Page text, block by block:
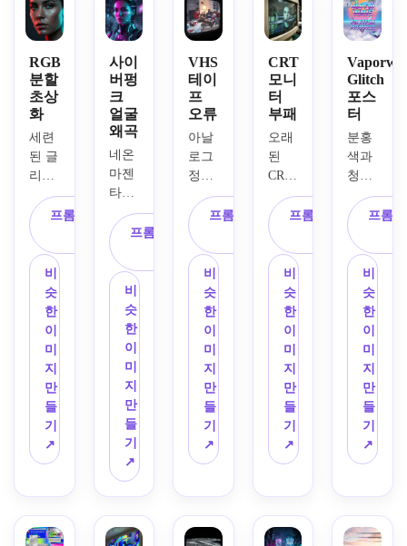
RGB
분할
초상
화
세련
된 글
리치
아트
로 변
신한
극적
인 클
로즈
업 초
상화,
얼굴
주변
의 강
력한
빨간
색과
청록
널 분
리,
초점
프롬프트 복
비
슷
한
이
미
지
만
들
기
↗
사이
버펑
크
얼굴
왜곡
네온
마젠
타와
시안
조명,
얼굴
을 가
로지
르는
홀로
그램
글리
레이
어드
스크
린 티
어링,
드리
프트
픽셀,
프롬프트 복
비
슷
한
이
미
지
만
들
기
↗
VHS
테이
프
오류
아날
로그
정적
노이
즈,
수평
추적
오류,
퇴색
된 빨
간색
과 파
란색,
타임
스탬
프 오
버레
이,
테이
프 질
감,
프롬프트 복
비
슷
한
이
미
지
만
들
기
↗
CRT
모니
터
부패
오래
된
CRT
모니
터를
통해
표시
된 피
사체,
곡선
형 유
리 반
형광
체 광
왜곡
된 스
인,
녹색-
파란
프롬프트 복
비
슷
한
이
미
지
만
들
기
↗
Glitch
포스
터
분홍
색과
청록
색 팔
레트,
복고
풍 일
몰 그
라데
이션,
단편
적인
타이
포그
래피,
크롬
악센
트,
드 수
평선,
부드
프롬
비
슷
한
이
미
지
만
들
기
↗